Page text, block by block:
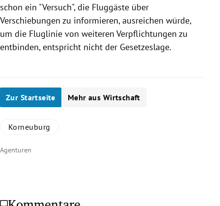
schon ein "Versuch", die Fluggäste über
Verschiebungen zu informieren, ausreichen würde,
um die Fluglinie von weiteren Verpflichtungen zu
entbinden, entspricht nicht der Gesetzeslage.
Zur Startseite Mehr aus Wirtschaft
Korneuburg
Agenturen